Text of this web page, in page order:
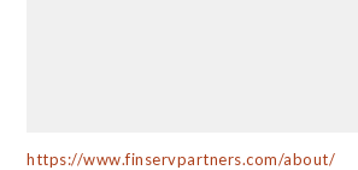
https://www.finservpartners.com/about/NAME
*